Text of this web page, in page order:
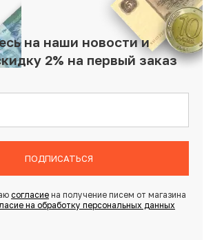
на наши новости и
2% на первый заказ
ПОДПИСАТЬСЯ
согласиена получение писем от магазина
на обработку персональных данных